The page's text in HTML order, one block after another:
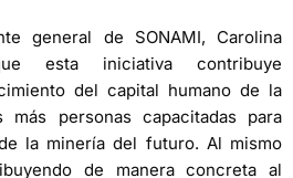
general de SONAMI, Carolina
esta iniciativa contribuye
del capital humano de la
más personas capacitadas para
la minería del futuro. Al mismo
de manera concreta al